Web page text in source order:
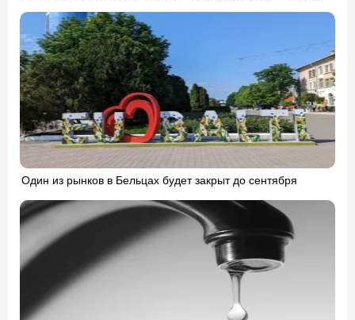
Один из рынков в Бельцах будет закрыт до сентября